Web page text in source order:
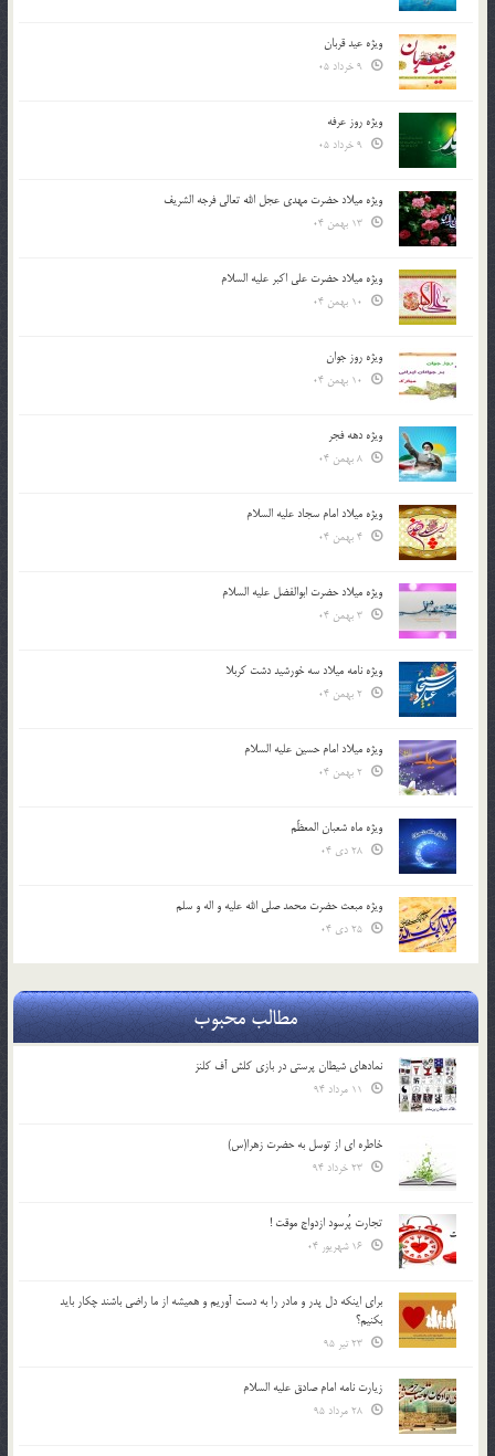
ویژه عید قربان
ویژه روز عرفه
ویژه میلاد حضرت مهدی عجل الله تعالی فرجه الشريف
ویژه میلاد حضرت علی اکبر علیه السلام
ویژه روز جوان
ویژه دهه فجر
ویژه میلاد امام سجاد علیه السلام
ویژه میلاد حضرت ابوالفضل علیه السلام
ویژه نامه میلاد سه خورشید دشت کربلا
ویژه میلاد امام حسین علیه السلام
ویژه ماه شعبان المعظّم
ویژه مبعث حضرت محمد صلی الله علیه و اله و سلم
مطالب محبوب
نمادهای شیطان پرستی در بازی کلش آف کلنز
خاطره ای از توسل به حضرت زهرا(س)
تجارت پُرسود ازدواج موقت !
براي اينكه دل پدر و مادر را به دست آوريم و هميشه از ما راضي باشند چكار بايد
بكنيم؟
زیارت نامه امام صادق علیه السلام